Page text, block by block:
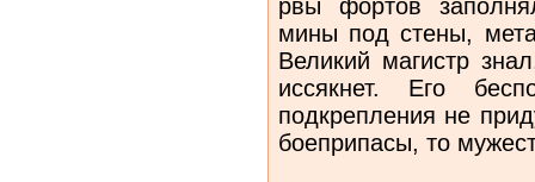
рвы фортов
мины под стены,
Великий магистр
иссякнет. Его
подкрепления не
боеприпасы, то